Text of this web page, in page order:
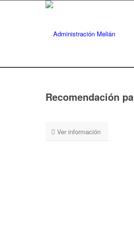
Recomendación
Ver información